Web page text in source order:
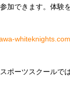
加できます。体験
ポーツスクールで